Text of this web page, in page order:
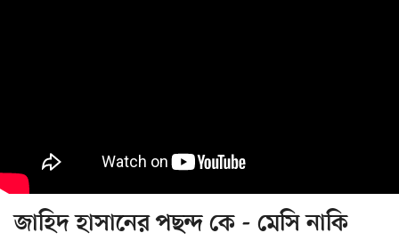
জাহিদ হাসানের পছন্দ কে - মেসি নাকি